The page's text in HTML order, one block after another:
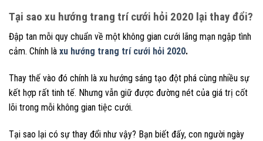
Tại sao xu hướng trang trí cưới hỏi 2020 lại thay đổi?
Đập tan mỗi quy chuẩn về một không gian cưới lãng mạn ngập tình
cảm. Chính là xu hướng trang trí cưới hỏi 2020.
Thay thế vào đó chính là xu hướng sáng tạo đột phá cùng nhiều sự
kết hợp rất tinh tế. Nhưng vẫn giữ được đường nét của giá trị cốt
lõi trong mỗi không gian tiệc cưới.
Tại sao lại có sự thay đổi như vậy? Bạn biết đấy, con người ngày